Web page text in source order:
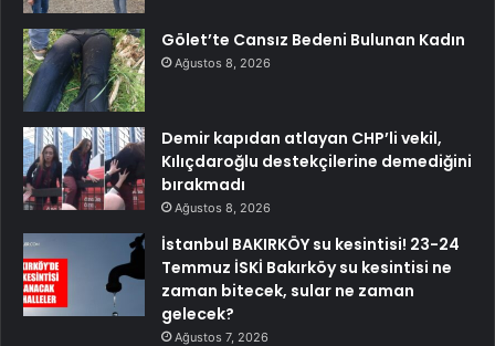
Gölet’te Cansız Bedeni Bulunan Kadın
Ağustos 8, 2026
Demir kapıdan atlayan CHP’li vekil,
Kılıçdaroğlu destekçilerine demediğini
bırakmadı
Ağustos 8, 2026
İstanbul BAKIRKÖY su kesintisi! 23-24
Temmuz İSKİ Bakırköy su kesintisi ne
zaman bitecek, sular ne zaman
gelecek?
Ağustos 7, 2026